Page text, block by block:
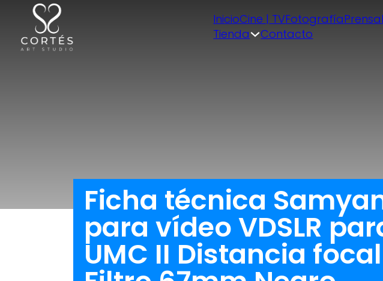
InicioCine | TVFotografíaPrensa
Tienda
Contacto
Ficha técnica
para vídeo VDSLR
UMC II Distancia